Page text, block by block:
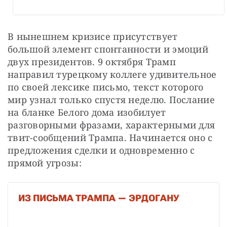
В нынешнем кризисе присутствует
большой элемент спонтанности и эмоций
двух президентов. 9 октября Трамп
направил турецкому коллеге удивительное
по своей лексике письмо, текст которого
мир узнал только спустя неделю. Послание
на бланке Белого дома изобилует
разговорными фразами, характерными для
твит-сообщений Трампа. Начинается оно с
предложения сделки и одновременно с
прямой угрозы:
ИЗ ПИСЬМА ТРАМПА — ЭРДОГАНУ